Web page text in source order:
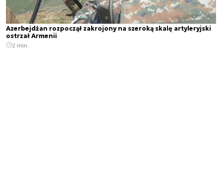
Azerbejdżan rozpoczął zakrojony na szeroką skalę artyleryjski
ostrzał Armenii
2 min.